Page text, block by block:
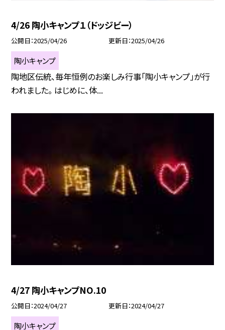
4/26 陶小キャンプ１（ドッジビー）
公開日 2025/04/26 更新日 2025/04/26
陶小キャンプ
陶地区伝統、毎年恒例のお楽しみ行事「陶小キャンプ」が行
われました。 はじめに、体...
4/27 陶小キャンプNO.10
公開日 2024/04/27 更新日 2024/04/27
陶小キャンプ